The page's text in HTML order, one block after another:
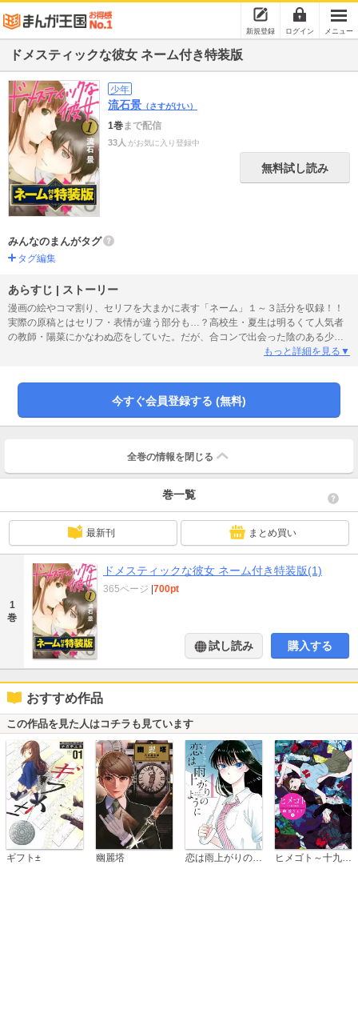
新規登録 ログイン メニュー
ドメスティックな彼女 ネーム付き特装版
少年
流石景 （さすがけい）
1巻まで配信
33人 がお気に入り登録中
無料試し読み
みんなのまんがタグ
タグ編集
あらすじ | ストーリー
漫画の絵やコマ割り、セリフを大まかに表す「ネーム」１～３話分を収録！！
実際の原稿とはセリフ・表情が違う部分も…？高校生・夏生は明るくて人気者
の教師・陽菜にかなわぬ恋をしていた。だが、合コンで出会った陰のある少
女・瑠衣と関係をもってしまう。そんなとき、父が再婚することに。相手が連
もっと詳細を見る▼
今すぐ会員登録する (無料)
全巻の情報を 閉じる
巻一覧
最新刊 まとめ買い
1
巻
ドメスティックな彼女 ネーム付き特装版(1)
365ページ |700pt
試し読み 購入する
おすすめ作品
この作品を見た人はコチラも見ています
ギフト± 幽麗塔 ヒメゴト～十九歳の制服～